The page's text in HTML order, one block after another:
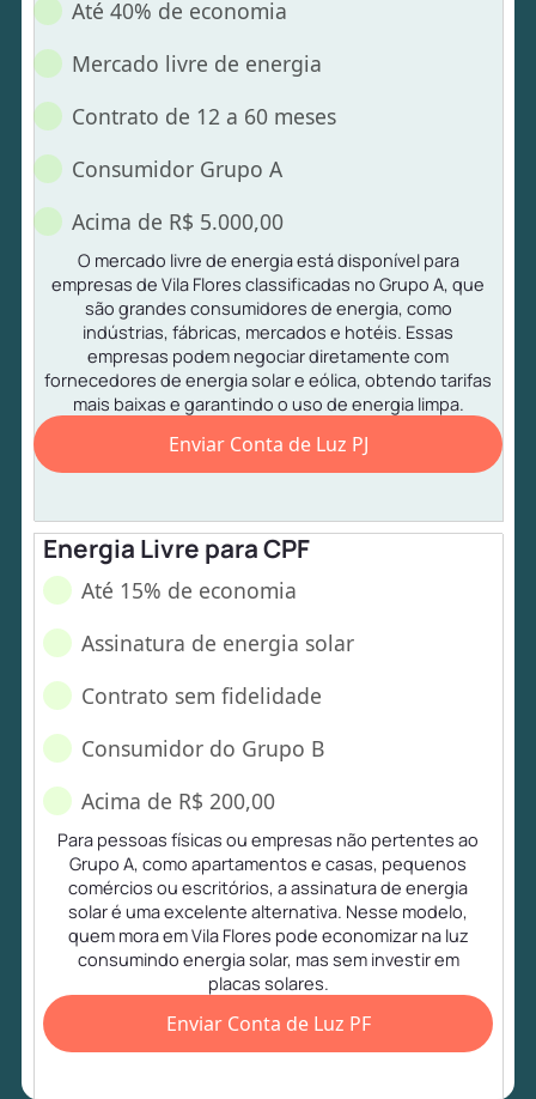
Até 40% de economia
Mercado livre de energia
Contrato de 12 a 60 meses
Consumidor Grupo A
Acima de R$ 5.000,00
O mercado livre de energia está disponível para
empresas de Vila Flores classificadas no Grupo A, que
são grandes consumidores de energia, como
indústrias, fábricas, mercados e hotéis. Essas
empresas podem negociar diretamente com
fornecedores de energia solar e eólica, obtendo tarifas
mais baixas e garantindo o uso de energia limpa.
Enviar Conta de Luz PJ
Energia Livre para CPF
Até 15% de economia
Assinatura de energia solar
Contrato sem fidelidade
Consumidor do Grupo B
Acima de R$ 200,00
Para pessoas físicas ou empresas não pertentes ao
Grupo A, como apartamentos e casas, pequenos
comércios ou escritórios, a assinatura de energia
solar é uma excelente alternativa. Nesse modelo,
quem mora em Vila Flores pode economizar na luz
consumindo energia solar, mas sem investir em
placas solares.
Enviar Conta de Luz PF